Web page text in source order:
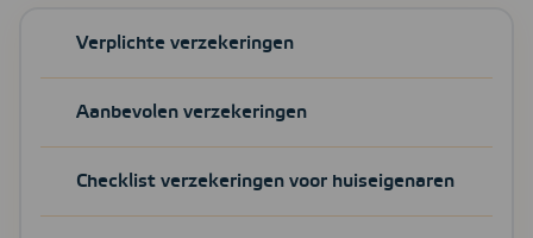
Verplichte verzekeringen
Aanbevolen verzekeringen
Checklist verzekeringen voor huiseigenaren